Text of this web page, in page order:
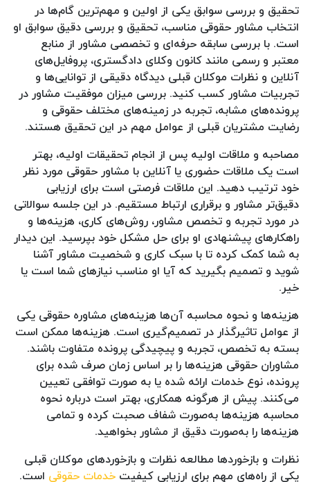
تحقیق و بررسی سوابق یکی از اولین و مهم‌ترین گام‌ها در
انتخاب مشاور حقوقی مناسب، تحقیق و بررسی دقیق سوابق او
است. با بررسی سابقه حرفه‌ای و تخصصی مشاور از منابع
معتبر و رسمی مانند کانون وکلای دادگستری، پروفایل‌های
آنلاین و نظرات موکلان قبلی دیدگاه دقیقی از توانایی‌ها و
تجربیات مشاور کسب کنید. بررسی میزان موفقیت مشاور در
پرونده‌های مشابه، تجربه در زمینه‌های مختلف حقوقی و
رضایت مشتریان قبلی از عوامل مهم در این تحقیق هستند.
مصاحبه و ملاقات اولیه پس از انجام تحقیقات اولیه، بهتر
است یک ملاقات حضوری یا آنلاین با مشاور حقوقی مورد نظر
خود ترتیب دهید. این ملاقات فرصتی است برای ارزیابی
دقیق‌تر مشاور و برقراری ارتباط مستقیم. در این جلسه سوالاتی
در مورد تجربه و تخصص مشاور، روش‌های کاری، هزینه‌ها و
راهکارهای پیشنهادی او برای حل مشکل خود بپرسید. این دیدار
به شما کمک کرده تا با سبک کاری و شخصیت مشاور آشنا
شوید و تصمیم بگیرید که آیا او مناسب نیازهای شما است یا
خیر.
هزینه‌ها و نحوه محاسبه آن‌ها هزینه‌های مشاوره حقوقی یکی
از عوامل تاثیرگذار در تصمیم‌گیری است. هزینه‌ها ممکن است
بسته به تخصص، تجربه و پیچیدگی پرونده متفاوت باشند.
مشاوران حقوقی هزینه‌ها را بر اساس زمان صرف شده برای
پرونده، نوع خدمات ارائه شده یا به صورت توافقی تعیین
می‌کنند. پیش از هرگونه همکاری، بهتر است درباره نحوه
محاسبه هزینه‌ها به‌صورت شفاف صحبت کرده و تمامی
هزینه‌ها را به‌صورت دقیق از مشاور بخواهید.
نظرات و بازخوردها مطالعه نظرات و بازخوردهای موکلان قبلی
یکی از راه‌های مهم برای ارزیابی کیفیت خدمات حقوقی است.